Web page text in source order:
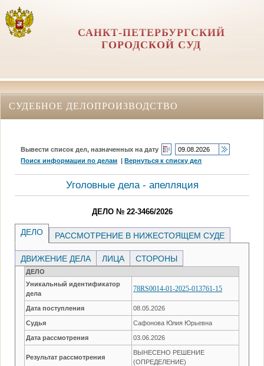
САНКТ-ПЕТЕРБУРГСКИЙ
ГОРОДСКОЙ СУД
СУДЕБНОЕ ДЕЛОПРОИЗВОДСТВО
Вывести список дел, назначенных на дату
Поиск информации по делам |Вернуться к списку дел
Уголовные дела - апелляция
ДЕЛО № 22-3466/2026
ДЕЛО РАССМОТРЕНИЕ В НИЖЕСТОЯЩЕМ СУДЕ
ДВИЖЕНИЕ ДЕЛА ЛИЦА СТОРОНЫ
ДЕЛО
Уникальный идентификатор
дела
78RS0014-01-2025-013761-15
Дата поступления 08.05.2026
Судья Сафонова Юлия Юрьевна
Дата рассмотрения 03.06.2026
Результат рассмотрения
ВЫНЕСЕНО РЕШЕНИЕ
(ОПРЕДЕЛЕНИЕ)